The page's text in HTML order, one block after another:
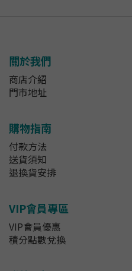
關於我們
商店介紹
門市地址
購物指南
付款方法
送貨須知
退換貨安排
VIP會員專區
VIP會員優惠
積分點數兌換